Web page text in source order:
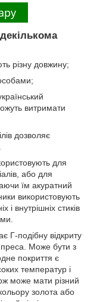
різну довжину;
витримати
дозволяє
для
або для
їм акуратний
використовують
і внутрішніх стиків
Г-подібну відкриту
Може бути з
покриття є
температур і
може мати різний
золота або